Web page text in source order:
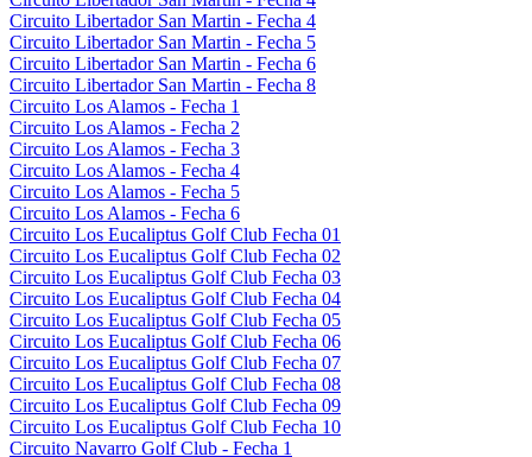
Circuito Libertador San Martin - Fecha 4
Circuito Libertador San Martin - Fecha 5
Circuito Libertador San Martin - Fecha 6
Circuito Libertador San Martin - Fecha 8
Circuito Los Alamos - Fecha 1
Circuito Los Alamos - Fecha 2
Circuito Los Alamos - Fecha 3
Circuito Los Alamos - Fecha 4
Circuito Los Alamos - Fecha 5
Circuito Los Alamos - Fecha 6
Circuito Los Eucaliptus Golf Club Fecha 01
Circuito Los Eucaliptus Golf Club Fecha 02
Circuito Los Eucaliptus Golf Club Fecha 03
Circuito Los Eucaliptus Golf Club Fecha 04
Circuito Los Eucaliptus Golf Club Fecha 05
Circuito Los Eucaliptus Golf Club Fecha 06
Circuito Los Eucaliptus Golf Club Fecha 07
Circuito Los Eucaliptus Golf Club Fecha 08
Circuito Los Eucaliptus Golf Club Fecha 09
Circuito Los Eucaliptus Golf Club Fecha 10
Circuito Navarro Golf Club - Fecha 1